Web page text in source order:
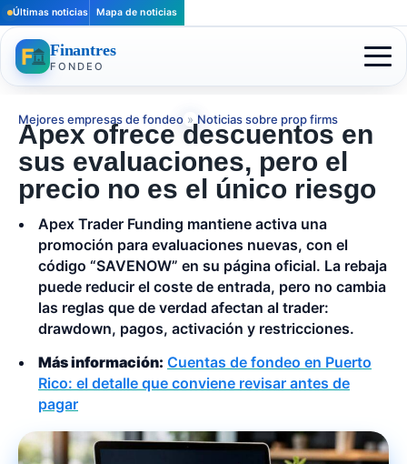
Últimas noticias Mapa de noticias
Finantres
FONDEO
Mejores empresas de fondeo » Noticias sobre prop firms
Apex ofrece descuentos en
sus evaluaciones, pero el
precio no es el único riesgo
Apex Trader Funding mantiene activa una
promoción para evaluaciones nuevas, con el
código “SAVENOW” en su página oficial. La rebaja
puede reducir el coste de entrada, pero no cambia
las reglas que de verdad afectan al trader:
drawdown, pagos, activación y restricciones.
Más información: Cuentas de fondeo en Puerto
Rico: el detalle que conviene revisar antes de
pagar